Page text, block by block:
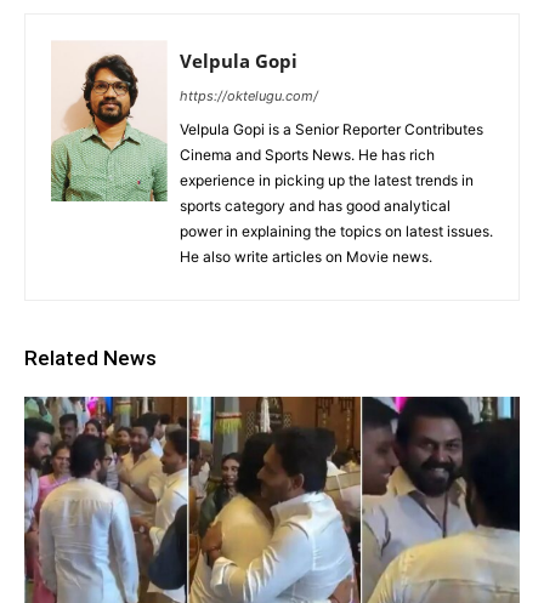
Velpula Gopi
https://oktelugu.com/
Velpula Gopi is a Senior Reporter Contributes
Cinema and Sports News. He has rich
experience in picking up the latest trends in
sports category and has good analytical
power in explaining the topics on latest issues.
He also write articles on Movie news.
Related News